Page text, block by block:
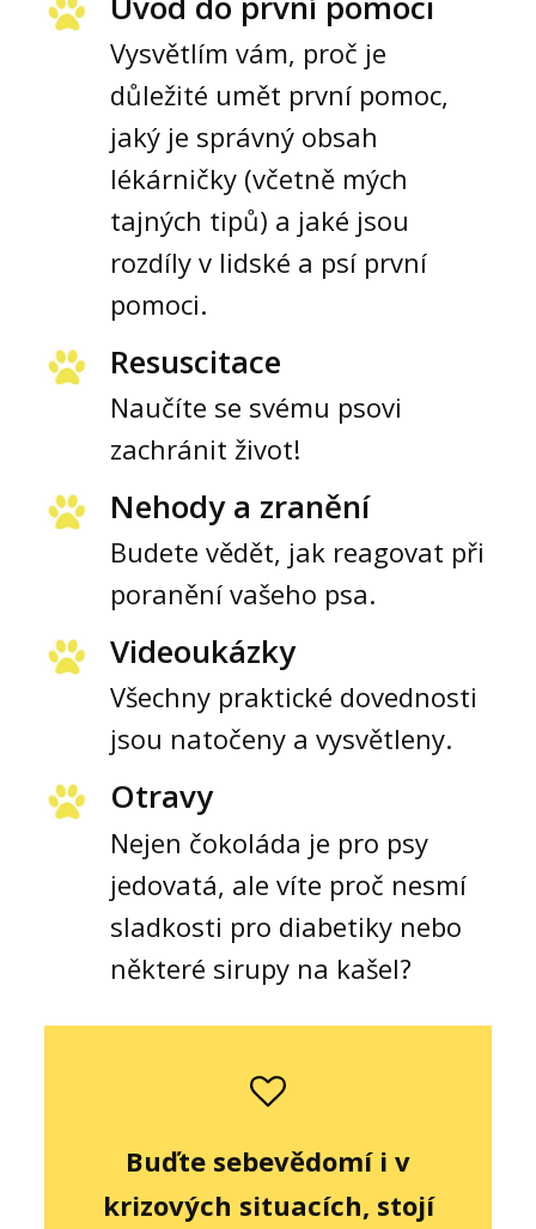
Vysvětlím vám, proč je
důležité umět první pomoc,
jaký je správný obsah
lékárničky (včetně mých
tajných tipů) a jaké jsou
rozdíly v lidské a psí první
pomoci.
Resuscitace
Naučíte se svému psovi
zachránit život!
Nehody a zranění
Budete vědět, jak reagovat při
poranění vašeho psa.
Videoukázky
Všechny praktické dovednosti
jsou natočeny a vysvětleny.
Otravy
Nejen čokoláda je pro psy
jedovatá, ale víte proč nesmí
sladkosti pro diabetiky nebo
některé sirupy na kašel?
Buďte sebevědomí i v
krizových situacích, stojí